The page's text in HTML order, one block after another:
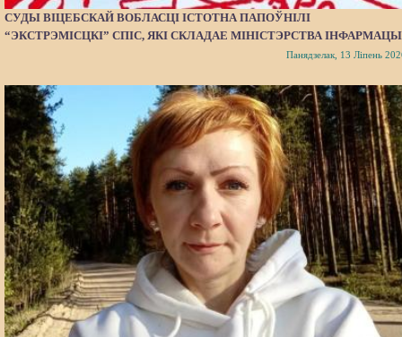
СУДЫ ВІЦЕБСКАЙ ВОБЛАСЦІ ІСТОТНА ПАПОЎНІЛІ
“ЭКСТРЭМІСЦКІ” СПІС, ЯКІ СКЛАДАЕ МІНІСТЭРСТВА
Панядзелак, 13 Ліпень